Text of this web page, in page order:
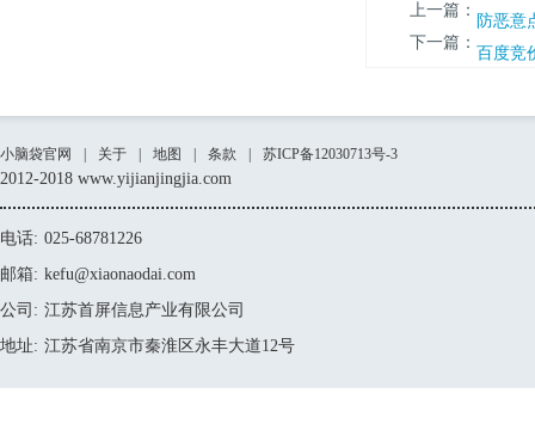
上一篇： 防恶意
下一篇： 百度竞
小脑袋官网 关于 地图 条款 苏ICP备12030713号-3
2012-2018 www.yijianjingjia.com
电话: 025-68781226
邮箱: kefu@xiaonaodai.com
公司: 江苏首屏信息产业有限公司
地址: 江苏省南京市秦淮区永丰大道12号